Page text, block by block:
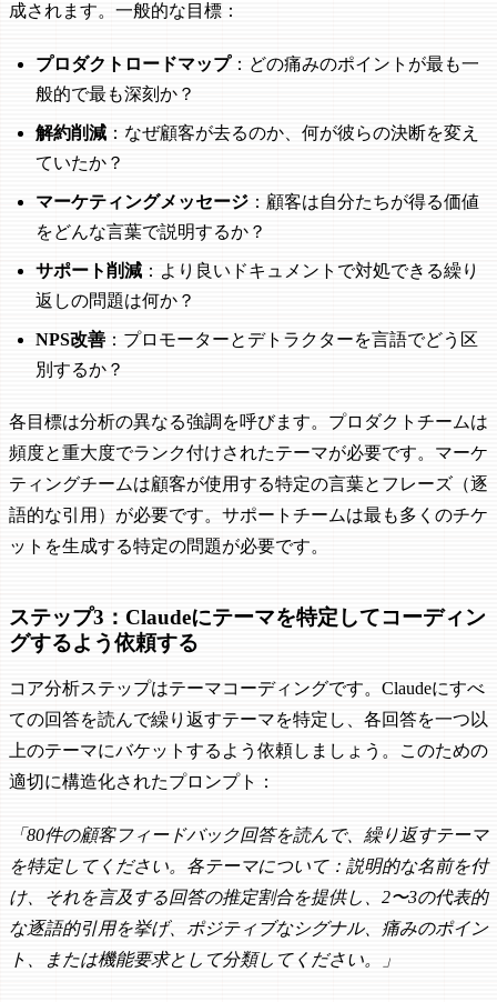
成されます。一般的な目標：
プロダクトロードマップ：どの痛みのポイントが最も一
般的で最も深刻か？
解約削減 ：なぜ顧客が去るのか、何が彼らの決断を変え
ていたか？
マーケティングメッセージ ：顧客は自分たちが得る価値
をどんな言葉で説明するか？
サポート削減 ：より良いドキュメントで対処できる繰り
返しの問題は何か？
NPS改善 ：プロモーターとデトラクターを言語でどう区
別するか？
各目標は分析の異なる強調を呼びます。プロダクトチームは
頻度と重大度でランク付けされたテーマが必要です。マーケ
ティングチームは顧客が使用する特定の言葉とフレーズ（逐
語的な引用）が必要です。サポートチームは最も多くのチケ
ットを生成する特定の問題が必要です。
ステップ3：Claudeにテーマを特定してコーディン
グするよう依頼する
コア分析ステップはテーマコーディングです。Claudeにすべ
ての回答を読んで繰り返すテーマを特定し、各回答を一つ以
上のテーマにバケットするよう依頼しましょう。このための
適切に構造化されたプロンプト：
「80件の顧客フィードバック回答を読んで、繰り返すテーマ
を特定してください。各テーマについて：説明的な名前を付
け、それを言及する回答の推定割合を提供し、2〜3の代表的
な逐語的引用を挙げ、ポジティブなシグナル、痛みのポイン
ト、または機能要求として分類してください。」